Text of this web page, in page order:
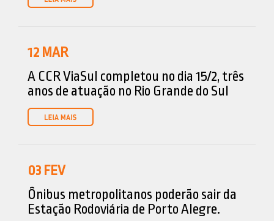
12 MAR
A CCR ViaSul completou no dia 15/2, três
anos de atuação no Rio Grande do Sul
03 FEV
Ônibus metropolitanos poderão sair da
Estação Rodoviária de Porto Alegre.